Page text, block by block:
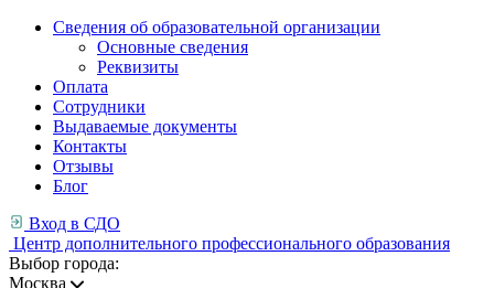
Сведения об образовательной организации
Основные сведения
Реквизиты
Оплата
Сотрудники
Выдаваемые документы
Контакты
Отзывы
Блог
Вход в СДО
Центр дополнительного профессионального образования
Выбор города:
Москва